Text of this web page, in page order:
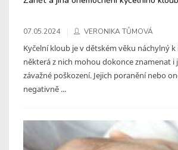
07.05.2024 VERONIKA TŮMOVÁ
Kyčelní kloub je v dětském věku náchylný
některá z nich mohou dokonce znamenat i
závažné poškození. Jejich poranění nebo
negativně ...